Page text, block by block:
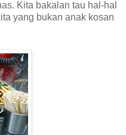
Kita bakalan tau hal-hal
yang bukan anak kosan